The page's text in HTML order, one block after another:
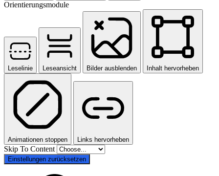
Orientierungsmodule
Leselinie Leseansicht Bilder ausblenden Inhalt hervorheben
Animationen stoppen Links hervorheben
Skip To Content
Einstellungen zurücksetzen